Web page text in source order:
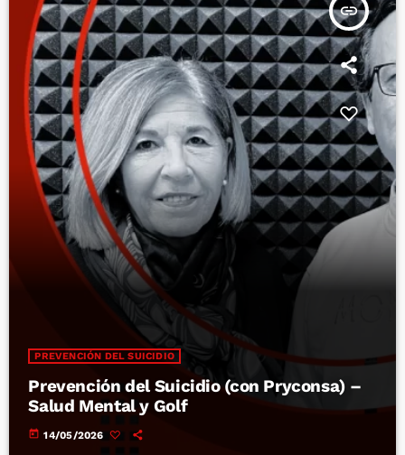
insert_link
PREVENCIÓN DEL SUICIDIO
Prevención del Suicidio (con Pryconsa) –
Salud Mental y Golf
today 14/05/2026